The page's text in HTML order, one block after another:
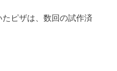
ピザは、数回の試作済